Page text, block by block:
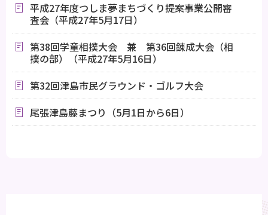
平成27年度つしま夢まちづくり提案事業公開審
査会（平成27年5月17日）
第38回学童相撲大会 兼 第36回錬成大会（相
撲の部）（平成27年5月16日）
第32回津島市民グラウンド・ゴルフ大会
尾張津島藤まつり（5月1日から6日）